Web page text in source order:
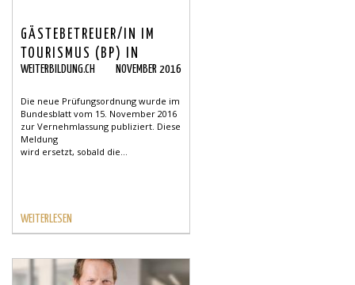
GÄSTEBETREUER/IN IM
TOURISMUS (BP) IN
VERNEHMLASSUNG
WEITERBILDUNG.CH NOVEMBER 2016
Die neue Prüfungsordnung wurde im
Bundesblatt vom 15. November 2016
zur Vernehmlassung publiziert. Diese
Meldung
wird ersetzt, sobald die...
WEITERLESEN